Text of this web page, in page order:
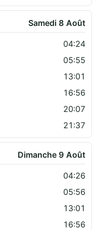
Samedi 8 Août
04:24
05:55
13:01
16:56
20:07
21:37
Dimanche 9 Août
04:26
05:56
13:01
16:56